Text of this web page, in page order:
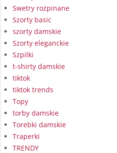
Swetry rozpinane
Szorty basic
szorty damskie
Szorty eleganckie
Szpilki
t-shirty damskie
tiktok
tiktok trends
Topy
torby damskie
Torebki damskie
Traperki
TRENDY